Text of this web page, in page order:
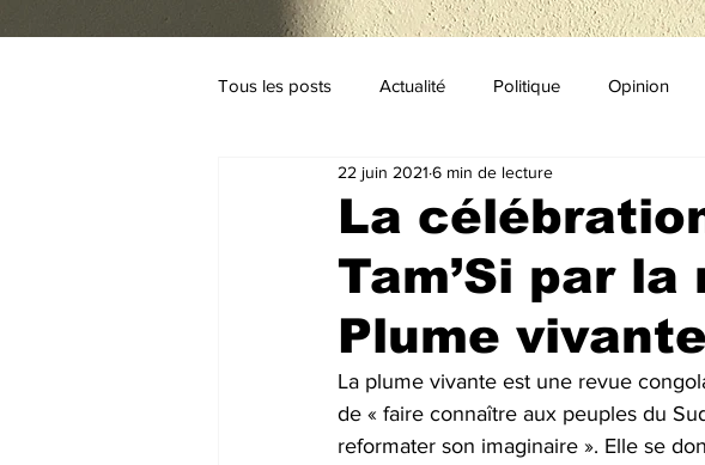
Tous les posts Actualité Politique Opinion
La
Tam’Si par
Plume vivante
22 juin 2021 6 min de lecture
La plume vivante est une revue
de « faire connaître aux peuples du
reformater son imaginaire ». Elle se